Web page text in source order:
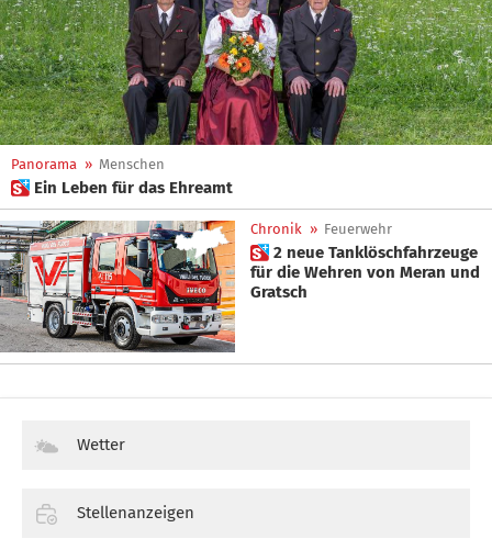
Panorama » Menschen
 Ein Leben für das Ehreamt
Chronik » Feuerwehr
 2 neue Tanklöschfahrzeuge
für die Wehren von Meran und
Gratsch
Wetter
Stellenanzeigen